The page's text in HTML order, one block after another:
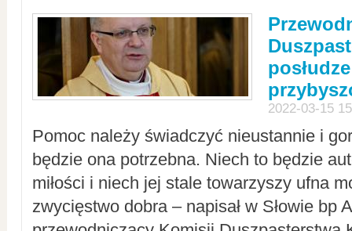
2022-03-15
Pomoc należy świadczyć nieustannie i
będzie ona potrzebna. Niech to będzie
miłości i niech jej stale towarzyszy ufna
zwycięstwo dobra – napisał w Słowie bp